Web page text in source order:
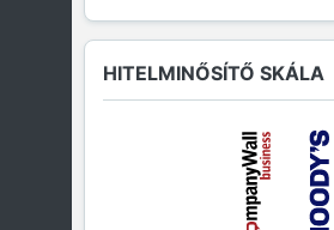
HITELMINŐSÍTŐ SKÁLA